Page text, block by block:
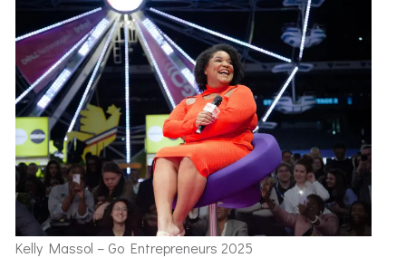
Kelly Massol – Go Entrepreneurs 2025